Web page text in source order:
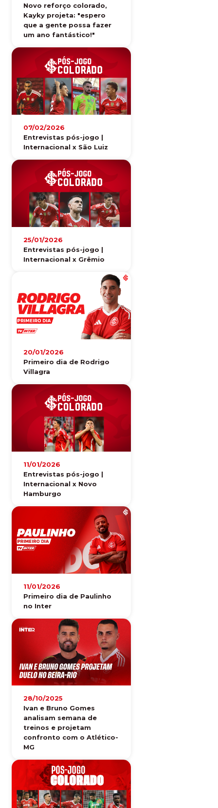
Novo reforço colorado,
Kayky projeta: "espero
que a gente possa fazer
um ano fantástico!"
07/02/2026
Entrevistas pós-jogo |
Internacional x São Luiz
25/01/2026
Entrevistas pós-jogo |
Internacional x Grêmio
20/01/2026
Primeiro dia de Rodrigo
Villagra
11/01/2026
Entrevistas pós-jogo |
Internacional x Novo
Hamburgo
11/01/2026
Primeiro dia de Paulinho
no Inter
28/10/2025
Ivan e Bruno Gomes
analisam semana de
treinos e projetam
confronto com o Atlético-
MG